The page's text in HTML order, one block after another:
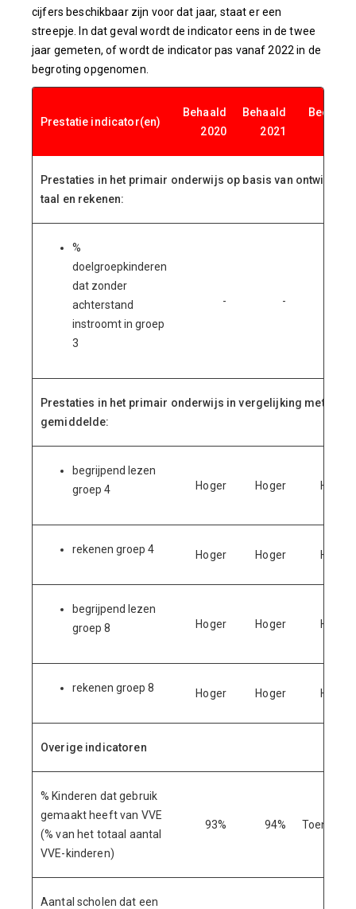
cijfers beschikbaar zijn voor dat jaar, staat er een
streepje. In dat geval wordt de indicator eens in de twee
jaar gemeten, of wordt de indicator pas vanaf 2022 in de
begroting opgenomen.
Prestatie indicator(en)
Behaald
2020
Behaald
2021
Beoogd
Prestaties in het primair onderwijs op basis van
taal en rekenen:
%
doelgroepkinderen
dat zonder
achterstand
instroomt in groep
3
- -
Prestaties in het primair onderwijs in vergelijking met het
gemiddelde:
begrijpend lezen
groep 4
Hoger Hoger Hoger
rekenen groep 4 Hoger Hoger Hoger
begrijpend lezen
groep 8
Hoger Hoger Hoger
rekenen groep 8 Hoger Hoger Hoger
Overige indicatoren
% Kinderen dat gebruik
gemaakt heeft van VVE
(% van het totaal aantal
VVE-kinderen)
93% 94% Toename
Aantal scholen dat een